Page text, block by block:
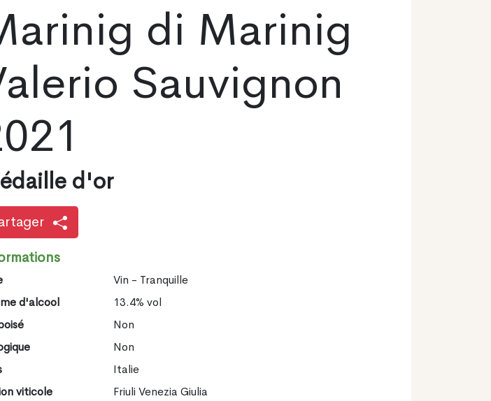
di Marinig
Sauvignon
d'or
Vin - Tranquille
d'alcool
13.4% vol
Non
Non
Italie
viticole
Friuli Venezia Giulia